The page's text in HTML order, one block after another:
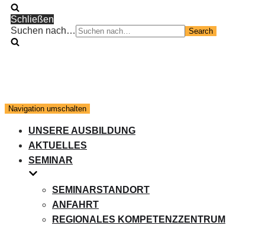
Schließen
Suchen nach…
Navigation umschalten
UNSERE AUSBILDUNG
AKTUELLES
SEMINAR
SEMINARSTANDORT
ANFAHRT
REGIONALES KOMPETENZZENTRUM